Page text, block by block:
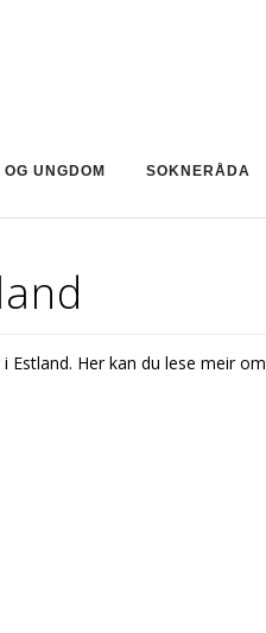
UNGDOM SOKNERÅDA
Her kan du lese meir om